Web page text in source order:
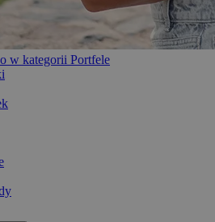
w kategorii Portfele